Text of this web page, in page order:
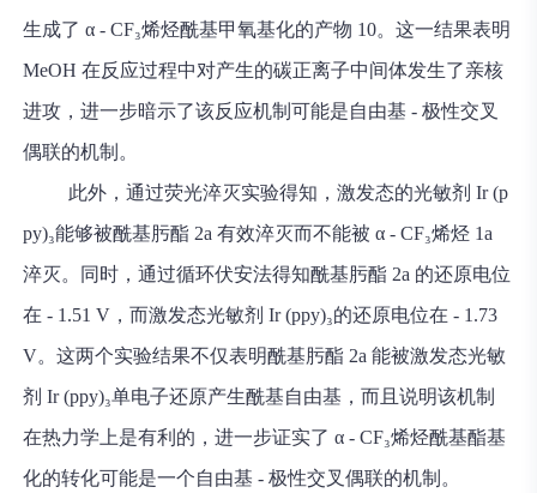
生成了 α - CF₃烯烃酰基甲氧基化的产物 10。这一结果表明
MeOH 在反应过程中对产生的碳正离子中间体发生了亲核
进攻，进一步暗示了该反应机制可能是自由基 - 极性交叉
偶联的机制。
此外，通过荧光淬灭实验得知，激发态的光敏剂 Ir (p
py)₃能够被酰基肟酯 2a 有效淬灭而不能被 α - CF₃烯烃 1a
淬灭。同时，通过循环伏安法得知酰基肟酯 2a 的还原电位
在 - 1.51 V，而激发态光敏剂 Ir (ppy)₃的还原电位在 - 1.73
V。这两个实验结果不仅表明酰基肟酯 2a 能被激发态光敏
剂 Ir (ppy)₃单电子还原产生酰基自由基，而且说明该机制
在热力学上是有利的，进一步证实了 α - CF₃烯烃酰基酯基
化的转化可能是一个自由基 - 极性交叉偶联的机制。